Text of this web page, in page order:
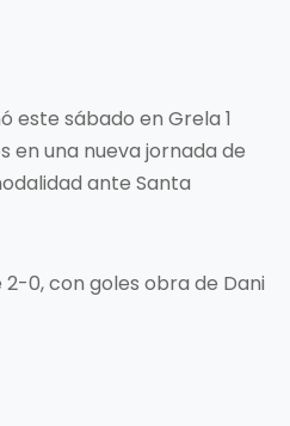
este sábado en Grela 1
una nueva jornada de
ante Santa
0, con goles obra de Dani